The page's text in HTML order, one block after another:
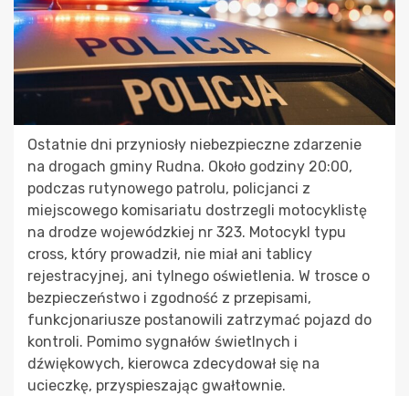
Ostatnie dni przyniosły niebezpieczne zdarzenie
na drogach gminy Rudna. Około godziny 20:00,
podczas rutynowego patrolu, policjanci z
miejscowego komisariatu dostrzegli motocyklistę
na drodze wojewódzkiej nr 323. Motocykl typu
cross, który prowadził, nie miał ani tablicy
rejestracyjnej, ani tylnego oświetlenia. W trosce o
bezpieczeństwo i zgodność z przepisami,
funkcjonariusze postanowili zatrzymać pojazd do
kontroli. Pomimo sygnałów świetlnych i
dźwiękowych, kierowca zdecydował się na
ucieczkę, przyspieszając gwałtownie.